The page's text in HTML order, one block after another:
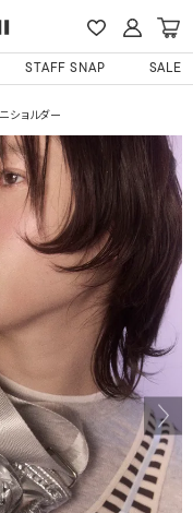
STAFF SNAP SALE
ショルダー